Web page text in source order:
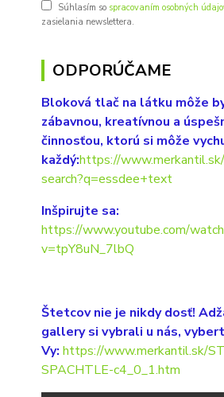
Súhlasím so spracovaním osobných
zasielania newslettera.
ODPORÚČAME
Bloková tlač na látku môže
zábavnou, kreatívnou a
činnosťou, ktorú si môže
každý:https://
search?q=essdee+text
Inšpirujte sa:
https://www.youtube.com/
v=tpY8uN_7lbQ
Štetcov nie je nikdy dosť!
gallery si vybrali u nás,
Vy: https://www.merkantil.sk/
SPACHTLE-c4_0_1.htm